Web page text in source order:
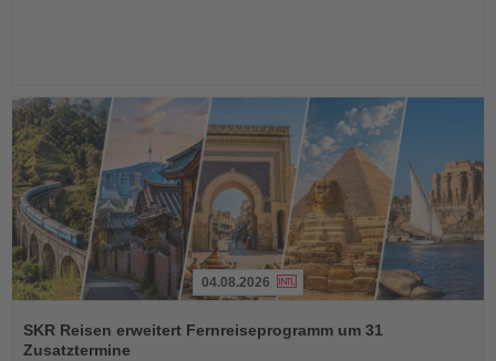
Sie
die
04.08.2026
SKR Reisen erweitert Fernreiseprogramm um 31
Zusatztermine